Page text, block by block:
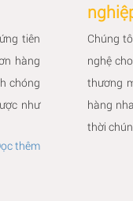
tiên
hàng
chóng
như
thêm
Chúng
nghệ
thương
hàng
thời